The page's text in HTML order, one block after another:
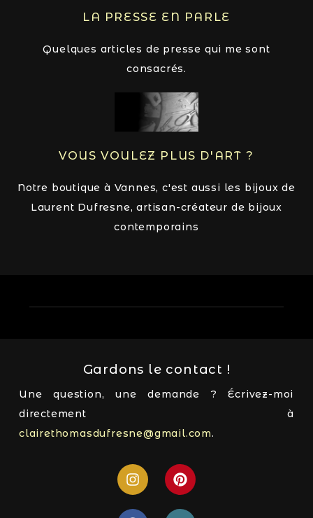
LA PRESSE EN PARLE
Quelques articles de presse qui me sont
consacrés.
VOUS VOULEZ PLUS D'ART ?
Notre boutique à Vannes, c'est aussi les bijoux de
Laurent Dufresne, artisan-créateur de bijoux
contemporains
Gardons le contact !
Une question, une demande ? Écrivez-moi
directement à
clairethomasdufresne@gmail.com.